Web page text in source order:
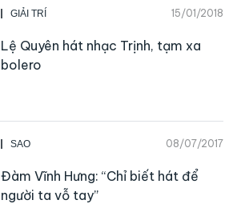
GIẢI TRÍ 15/01/2018
Lệ Quyên hát nhạc Trịnh, tạm xa
bolero
SAO 08/07/2017
Đàm Vĩnh Hưng: “Chỉ biết hát để
người ta vỗ tay”